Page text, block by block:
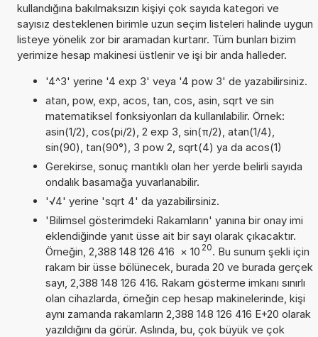
kullandığına bakılmaksızın kişiyi çok sayıda kategori ve
sayısız desteklenen birimle uzun seçim listeleri halinde uygun
listeye yönelik zor bir aramadan kurtarır. Tüm bunları bizim
yerimize hesap makinesi üstlenir ve işi bir anda halleder.
'4^3' yerine '4 exp 3' veya '4 pow 3' de yazabilirsiniz.
atan, pow, exp, acos, tan, cos, asin, sqrt ve sin
matematiksel fonksiyonları da kullanılabilir. Örnek:
asin(1/2), cos(pi/2), 2 exp 3, sin(π/2), atan(1/4),
sin(90), tan(90°), 3 pow 2, sqrt(4) ya da acos(1)
Gerekirse, sonuç mantıklı olan her yerde belirli sayıda
ondalık basamağa yuvarlanabilir.
'√4' yerine 'sqrt 4' da yazabilirsiniz.
'Bilimsel gösterimdeki Rakamların' yanına bir onay imi
eklendiğinde yanıt üsse ait bir sayı olarak çıkacaktır.
Örneğin, 2,388 148 126 416 × 10 20. Bu sunum şekli için
rakam bir üsse bölünecek, burada 20 ve burada gerçek
sayı, 2,388 148 126 416. Rakam gösterme imkanı sınırlı
olan cihazlarda, örneğin cep hesap makinelerinde, kişi
aynı zamanda rakamların 2,388 148 126 416 E+20 olarak
yazıldığını da görür. Aslında, bu, çok büyük ve çok